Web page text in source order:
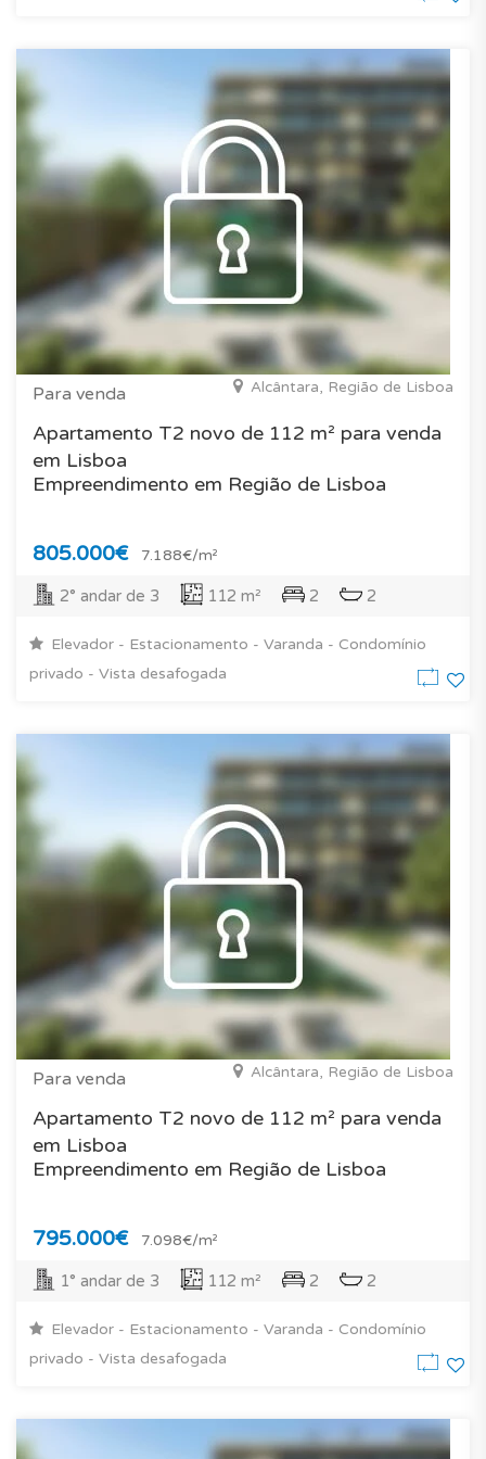
Para venda Alcântara, Região de Lisboa
Apartamento T2 novo de 112 m² para venda
em Lisboa
Empreendimento em Região de Lisboa
805.000€ 7.188€/m²
2° andar de 3 112 m² 2 2
Elevador - Estacionamento - Varanda - Condomínio
privado - Vista desafogada
Para venda Alcântara, Região de Lisboa
Apartamento T2 novo de 112 m² para venda
em Lisboa
Empreendimento em Região de Lisboa
795.000€ 7.098€/m²
1° andar de 3 112 m² 2 2
Elevador - Estacionamento - Varanda - Condomínio
privado - Vista desafogada